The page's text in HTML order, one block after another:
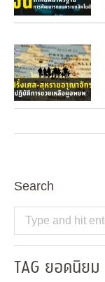
Search
Search:
TAG ยอดนิยม